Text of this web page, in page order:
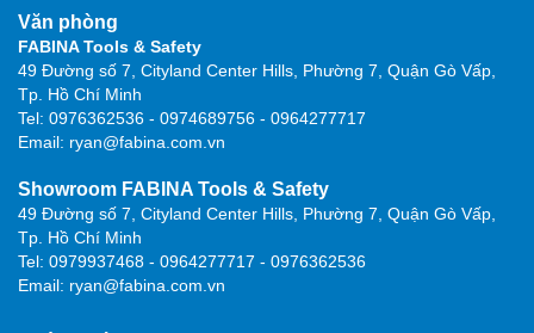
Văn phòng
FABINA Tools & Safety
49 Đường số 7, Cityland Center Hills, Phường 7, Quận Gò Vấp,
Tp. Hồ Chí Minh
Tel: 0976362536 - 0974689756 - 0964277717
Email: ryan@fabina.com.vn
Showroom FABINA Tools & Safety
49 Đường số 7, Cityland Center Hills, Phường 7, Quận Gò Vấp,
Tp. Hồ Chí Minh
Tel: 0979937468 - 0964277717 - 0976362536
Email: ryan@fabina.com.vn